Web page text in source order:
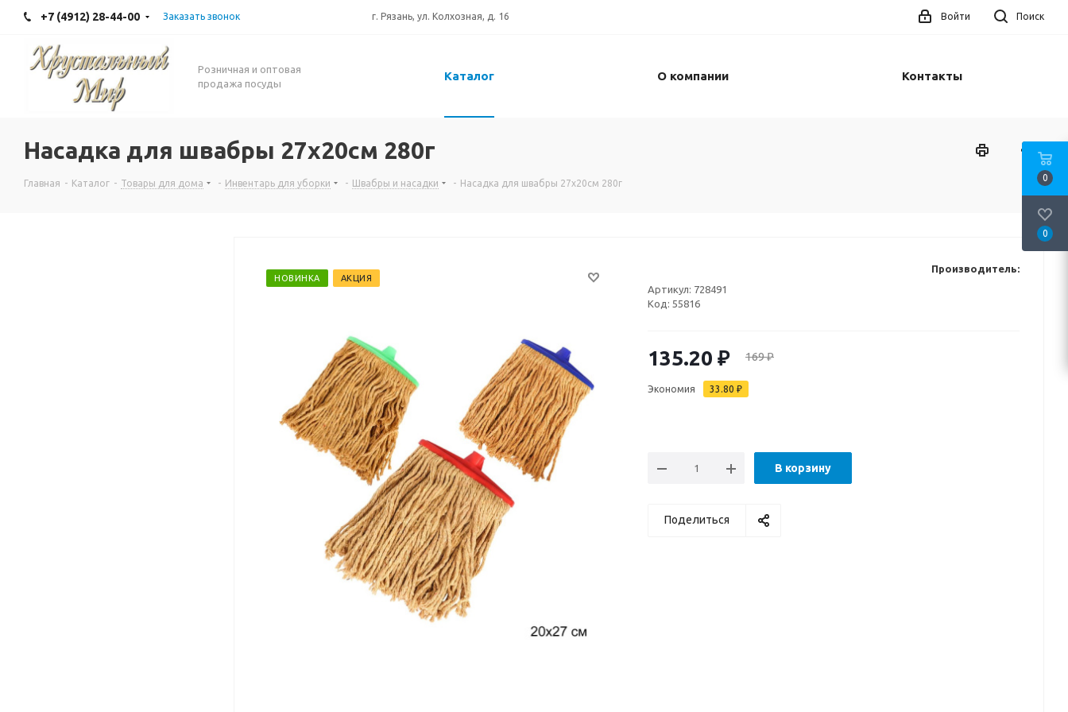
+7 (4912) 28-44-00 Заказать звонок г. Рязань, ул. Колхозная, д. 16 Поиск
Войти
Розничная и оптовая
продажа посуды
Каталог О компании Контакты
Насадка для швабры 27x20см 280г
Главная - Каталог - Товары для дома - Инвентарь для уборки - Швабры и насадки - Насадка для швабры 27x20см 280г
НОВИНКА АКЦИЯ
Производитель:
Артикул: 728491
Код: 55816
135.20 ₽ 169₽
Экономия 33.80 ₽
В корзину
Поделиться
0
0